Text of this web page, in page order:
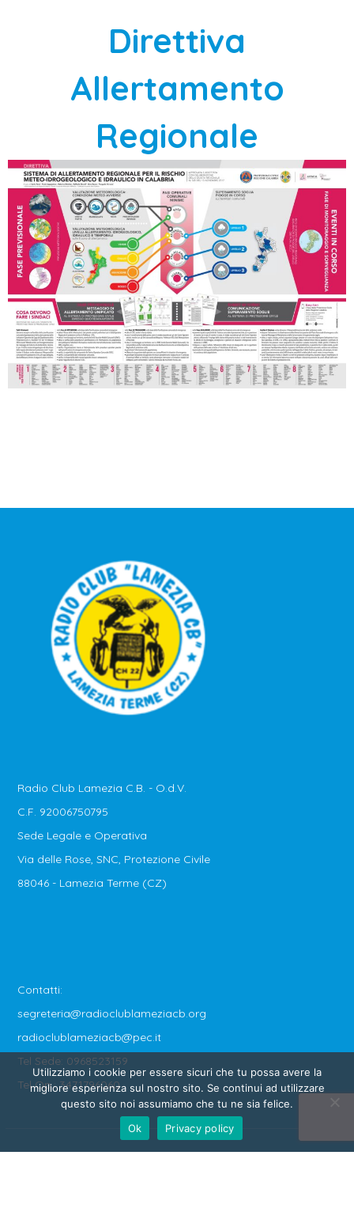
Direttiva
Allertamento
Regionale
Radio Club Lamezia C.B. - O.d.V.
C.F. 92006750795
Sede Legale e Operativa
Via delle Rose, SNC, Protezione Civile
88046 - Lamezia Terme (CZ)
Contatti:
segreteria@radioclublameziacb.org
radioclublameziacb@pec.it
Tel Sede: 0968523159
Tel Op.: 3471796060
Copyright © 2020 - 2026 Radio Club Lamezia C.B. - O.d.V. -
Utilizziamo i cookie per essere sicuri che tu possa avere la
migliore esperienza sul nostro sito. Se continui ad utilizzare
questo sito noi assumiamo che tu ne sia felice.
Ok
Privacy policy